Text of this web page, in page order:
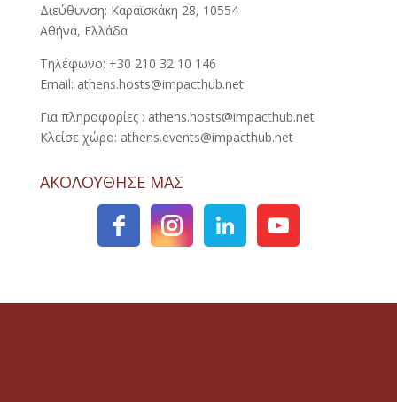
Διεύθυνση: Καραϊσκάκη 28, 10554
Αθήνα, Ελλάδα
Τηλέφωνο: +30 210 32 10 146
Email: athens.hosts@impacthub.net
Για πληροφορίες : athens.hosts@impacthub.net
Κλείσε χώρο: athens.events@impacthub.net
ΑΚΟΛΟΥΘΗΣΕ ΜΑΣ